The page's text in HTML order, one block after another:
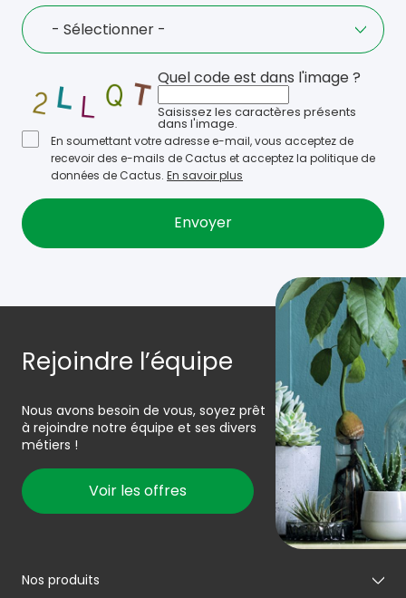
Language
- Sélectionner -
Quel code est dans l'image ?
Saisissez les caractères présents
dans l'image.
En soumettant votre adresse e-mail, vous acceptez de
recevoir des e-mails de Cactus et acceptez la politique de
données de Cactus. En savoir plus
Rejoindre l’équipe
Nous avons besoin de vous, soyez prêt
à rejoindre notre équipe et ses divers
métiers !
Voir les offres
Nos produits